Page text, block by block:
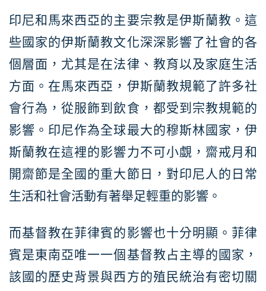
印尼和馬來西亞的主要宗教是伊斯蘭教。這
些國家的伊斯蘭教文化深深影響了社會的各
個層面，尤其是在法律、教育以及家庭生活
方面。在馬來西亞，伊斯蘭教規範了許多社
會行為，從服飾到飲食，都受到宗教規範的
影響。印尼作為全球最大的穆斯林國家，伊
斯蘭教在這裡的影響力不可小覷，齋戒月和
開齋節是全國的重大節日，對印尼人的日常
生活和社會活動有著舉足輕重的影響。
而基督教在菲律賓的影響也十分明顯。菲律
賓是東南亞唯一一個基督教占主導的國家，
該國的歷史背景與西方的殖民統治有密切關